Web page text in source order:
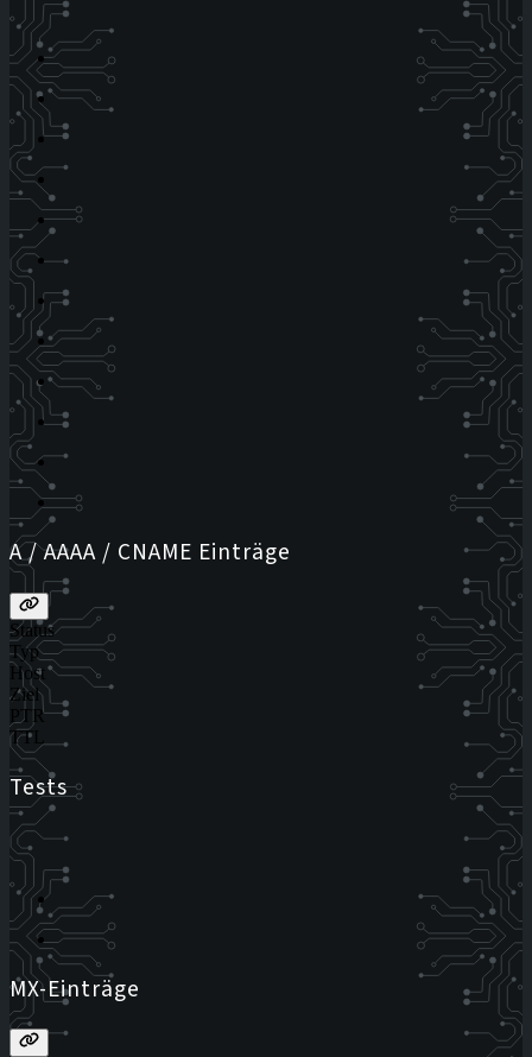
A / AAAA / CNAME Einträge
Status
Typ
Host
Ziel
PTR
TTL
Tests
MX-Einträge